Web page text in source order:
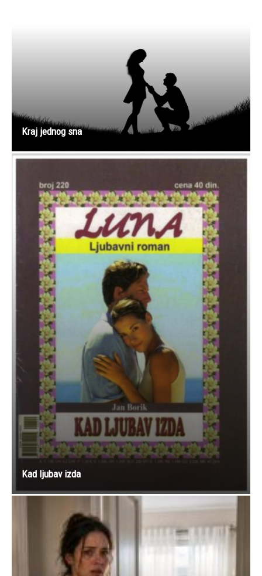
Kraj jednog sna
Kad ljubav izda